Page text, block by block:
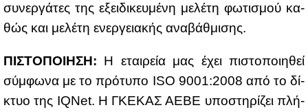
συ­νερ­γά­τες της εξει­δι­κευ­μέ­νη με­λέ­τη φω­τι­σμού κα­
θώς και με­λέ­τη ενερ­γεια­κής ανα­βάθ­μι­σης.
ΠΙ­ΣΤΟ­ΠΟΙ­Η­ΣH: Η εται­ρεία μας έχει πι­στο­ποι­η­θεί
σύμ­φω­να με το πρό­τυ­πο ISO 9001:2008 από το δί­
κτυο της IQNet. Η ΓΚΕ­ΚΑΣ ΑΕ­ΒΕ υπο­στη­ρί­ζει πλή­